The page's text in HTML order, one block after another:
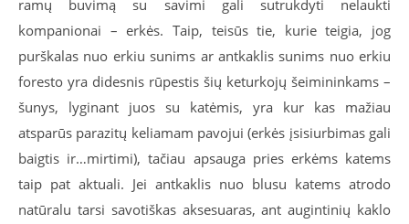
ramų buvimą su savimi gali sutrukdyti nelaukti
kompanionai – erkės. Taip, teisūs tie, kurie teigia, jog
purškalas nuo erkiu sunims ar antkaklis sunims nuo erkiu
foresto yra didesnis rūpestis šių keturkojų šeimininkams –
šunys, lyginant juos su katėmis, yra kur kas mažiau
atsparūs parazitų keliamam pavojui (erkės įsisiurbimas gali
baigtis ir…mirtimi), tačiau apsauga pries erkėms katems
taip pat aktuali. Jei antkaklis nuo blusu katems atrodo
natūralu tarsi savotiškas aksesuaras, ant augintinių kaklo